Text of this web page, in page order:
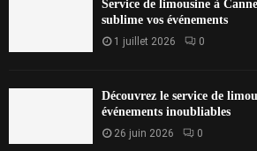
Service de limousine à
sublime vos événements
1 juillet 2026 0
Découvrez le service de
événements inoubliables
26 juin 2026 0